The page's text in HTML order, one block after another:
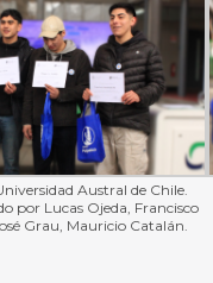
Austral de Chile.
por Lucas Ojeda, Francisco
Grau, Mauricio Catalán.